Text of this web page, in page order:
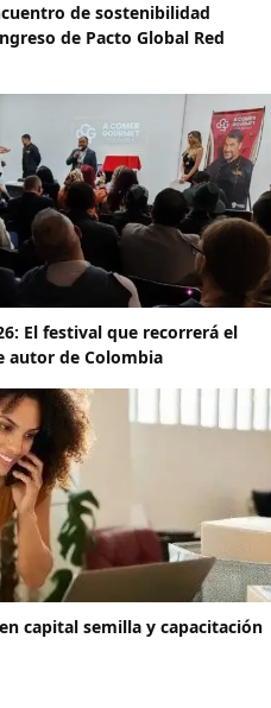
de sostenibilidad
de Pacto Global Red
El festival que recorrerá el
autor de Colombia
capital semilla y capacitación